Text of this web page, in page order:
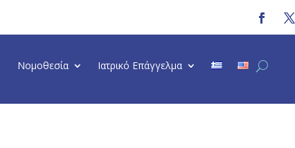
Νομοθεσία Ιατρικό Επάγγελμα